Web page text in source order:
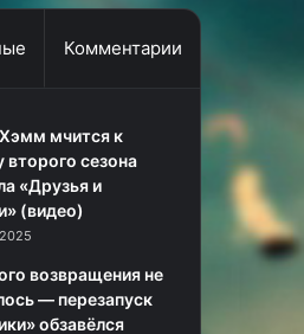
Комментарии
мчится к
второго сезона
«Друзья и
(видео)
возвращения не
— перезапуск
обзавёлся